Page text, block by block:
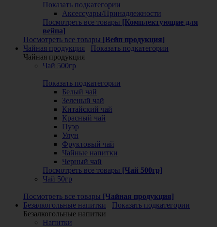
Показать подкатегории
Аксессуары/Принадлежности
Посмотреть все товары [Комплектующие для
вейпа]
Посмотреть все товары [Вейп продукция]
Чайная продукция
Показать подкатегории
Чайная продукция
Чай 500гр
Показать подкатегории
Белый чай
Зеленый чай
Китайский чай
Красный чай
Пуэр
Улун
Фруктовый чай
Чайные напитки
Черный чай
Посмотреть все товары [Чай 500гр]
Чай 50гр
Посмотреть все товары [Чайная продукция]
Безалкогольные напитки
Показать подкатегории
Безалкогольные напитки
Напитки